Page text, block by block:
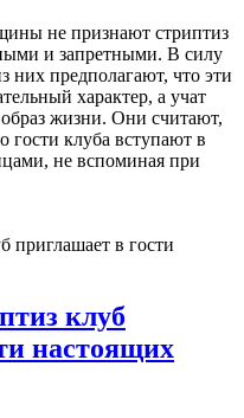
не признают стриптиз
и запретными. В силу
них предполагают, что эти
характер, а учат
жизни. Они считают,
гости клуба вступают в
не вспоминая при
клуб
настоящих